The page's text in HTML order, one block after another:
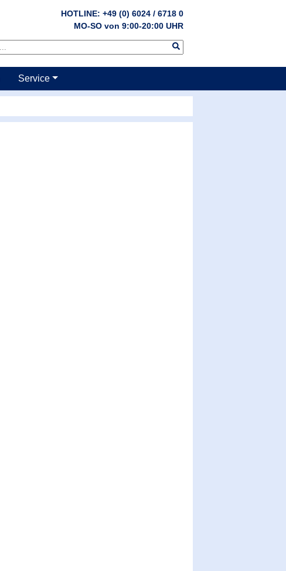
HOTLINE: +49 (0) 6024 / 6718 0
MO-SO von 9:00-20:00 UHR
Service